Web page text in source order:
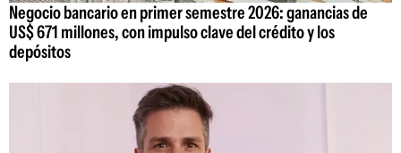
Negocio bancario en primer semestre 2026: ganancias de
US$ 671 millones, con impulso clave del crédito y los
depósitos